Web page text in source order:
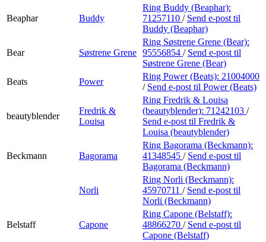
Beaphar Buddy
Ring Buddy (Beaphar):
71257110 / Send e-post til
Buddy (Beaphar)
Bear Søstrene Grene
Ring Søstrene Grene (Bear):
95556854 / Send e-post til
Søstrene Grene (Bear)
Beats
Power
Ring Power (Beats): 21004000
/ Send e-post til Power (Beats)
beautyblender
Fredrik &
Louisa
Ring Fredrik & Louisa
(beautyblender): 71242103 /
Send e-post til Fredrik &
Louisa (beautyblender)
Beckmann Bagorama
Ring Bagorama (Beckmann):
41348545 / Send e-post til
Bagorama (Beckmann)
Norli
Ring Norli (Beckmann):
45970711 / Send e-post til
Norli (Beckmann)
Belstaff Capone
Ring Capone (Belstaff):
48866270 / Send e-post til
Capone (Belstaff)